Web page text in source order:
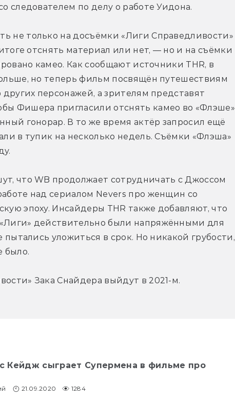
следователем по делу о работе Уидона.
не только на досъёмки «Лиги Справедливости»
отснять материал или нет, — но и на съёмки
камео. Как сообщают источники THR, в
но теперь фильм посвящён путешествиям
персонажей, а зрителям представят
Фишера пригласили отснять камео во «Флэше»
гонорар. В то же время актёр запросил ещё
в тупик на несколько недель. Съёмки «Флэша»
что WB продолжает сотрудничать с Джоссом
над сериалом Nevers про женщин со
эпоху. Инсайдеры THR также добавляют, что
действительно были напряжёнными для
пытались уложиться в срок. Но никакой грубости,
было.
Зака Снайдера выйдут в 2021-м.
Кейдж сыграет Супермена в фильме про
21.09.2020 1284